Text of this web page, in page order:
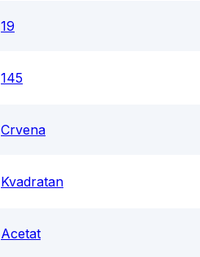
19
145
Crvena
Kvadratan
Acetat